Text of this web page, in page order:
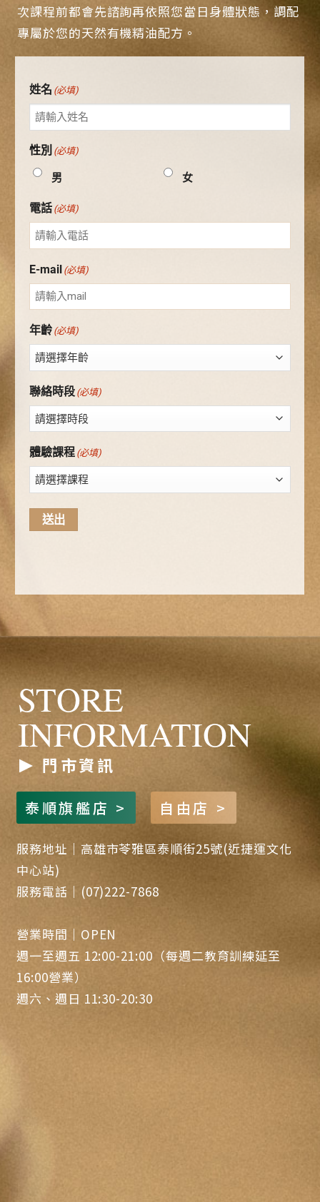
次課程前都會先諮詢再依照您當日身體狀態，調配
專屬於您的天然有機精油配方。
姓名 (必填)
性別 (必填)
男 女
電話 (必填)
E-mail (必填)
年齡 (必填)
聯絡時段 (必填)
體驗課程 (必填)
泰順旗艦店 >
STORE
INFORMATION
門市資訊
自由店 >
服務地址｜高雄市苓雅區泰順街25號(近捷運文化
中心站)
服務電話｜(07)222-7868
營業時間｜OPEN
週一至週五 12:00-21:00（每週二教育訓練延至
16:00營業）
週六、週日 11:30-20:30